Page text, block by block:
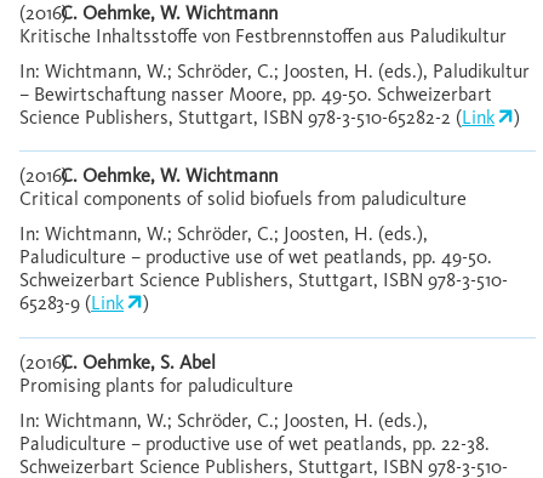
(2016)C. Oehmke, W. Wichtmann
Kritische Inhaltsstoffe von Festbrennstoffen aus Paludikultur
In: Wichtmann, W.; Schröder, C.; Joosten, H. (eds.), Paludikultur
– Bewirtschaftung nasser Moore, pp. 49-50. Schweizerbart
Science Publishers, Stuttgart, ISBN 978-3-510-65282-2 (Link )
(2016)C. Oehmke, W. Wichtmann
Critical components of solid biofuels from paludiculture
In: Wichtmann, W.; Schröder, C.; Joosten, H. (eds.),
Paludiculture – productive use of wet peatlands, pp. 49-50.
Schweizerbart Science Publishers, Stuttgart, ISBN 978-3-510-
65283-9 (Link )
(2016)C. Oehmke, S. Abel
Promising plants for paludiculture
In: Wichtmann, W.; Schröder, C.; Joosten, H. (eds.),
Paludiculture – productive use of wet peatlands, pp. 22-38.
Schweizerbart Science Publishers, Stuttgart, ISBN 978-3-510-